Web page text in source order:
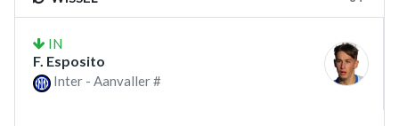
IN
F. Esposito
Inter - Aanvaller #